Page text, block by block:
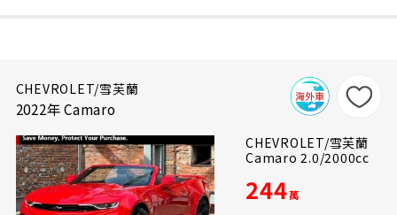
CHEVROLET/雪芙蘭
2022年 Camaro
CHEVROLET/雪芙蘭
Camaro 2.0/2000cc
244萬